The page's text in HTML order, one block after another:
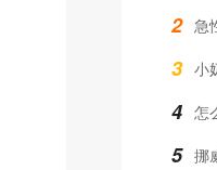
2 急
3 小
4 怎
5 挪